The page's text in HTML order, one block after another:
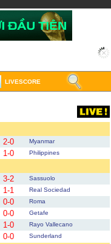
LIVESCORE
2-0
Myanmar
1-0 Philippines
3-2
Sassuolo
1-1
Real Sociedad
0-0
Roma
0-0
Getafe
1-0
Rayo Vallecano
0-0 Sunderland